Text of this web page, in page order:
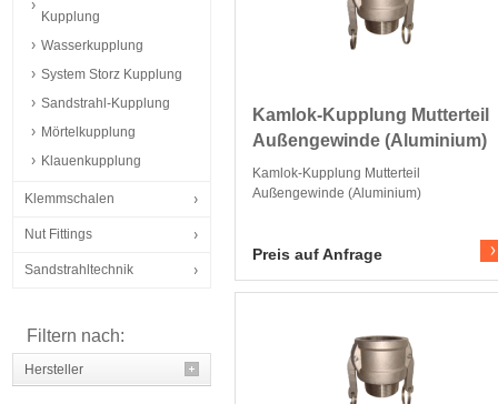
Kupplung
Wasserkupplung
System Storz Kupplung
Sandstrahl-Kupplung
Mörtelkupplung
Klauenkupplung
Klemmschalen
Nut Fittings
Sandstrahltechnik
Filtern nach:
Hersteller
Kamlok-Kupplung Mutterteil
Außengewinde (Aluminium)
Kamlok-Kupplung Mutterteil
Außengewinde (Aluminium)
Preis auf Anfrage